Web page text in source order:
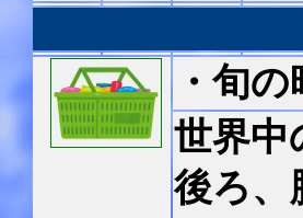
・旬
世界中
後ろ、